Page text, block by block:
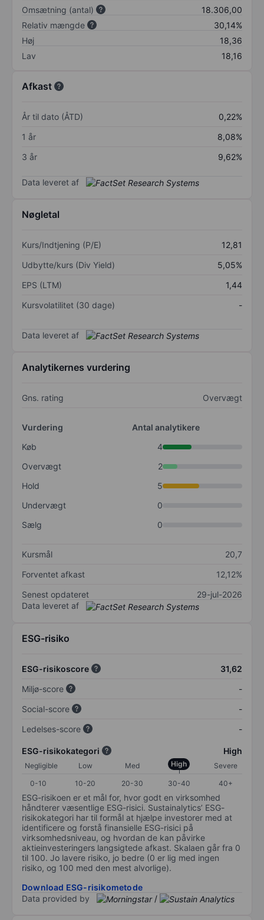
Omsætning (antal)
18.306,00
Relativ mængde
30,14%
Høj
18,36
Lav
18,16
Afkast
År til dato (ÅTD)
0,22%
1 år
8,08%
3 år
9,62%
Data leveret af
Nøgletal
Kurs/Indtjening (P/E)
12,81
Udbytte/kurs (Div Yield)
5,05%
EPS (LTM)
1,44
Kursvolatilitet (30 dage)
-
Data leveret af
Analytikernes vurdering
Gns. rating Overvægt
Vurdering
Antal analytikere
Køb
4
Overvægt
2
Hold
5
Undervægt
0
Sælg
0
Kursmål
20,7
Forventet afkast
12,12%
Senest opdateret
29-jul-2026
Data leveret af
ESG-risiko
ESG-risikoscore
31,62
Miljø-score
-
Social-score
-
Ledelses-score
-
ESG-risikokategori High
Negligible Low Med High
Severe
0-10
10-20 20-30 30-40 40+
ESG-risikoen er et mål for, hvor godt en virksomhed
håndterer væsentlige ESG-risici. Sustainalytics’ ESG-
risikokategori har til formål at hjælpe investorer med at
identificere og forstå finansielle ESG-risici på
virksomhedsniveau, og hvordan de kan påvirke
aktieinvesteringers langsigtede afkast. Skalaen går fra 0
til 100. Jo lavere risiko, jo bedre (0 er lig med ingen
risiko, og 100 med den mest alvorlige).
Download ESG-risikometode
Data provided by
/